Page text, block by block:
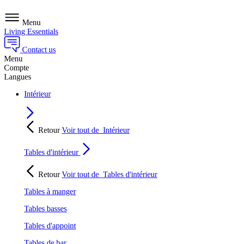
Menu
Living Essentials
Contact us
Menu
Compte
Langues
Intérieur
RetourVoir tout de Intérieur
Tables d'intérieur
RetourVoir tout de Tables d'intérieur
Tables à manger
Tables basses
Tables d'appoint